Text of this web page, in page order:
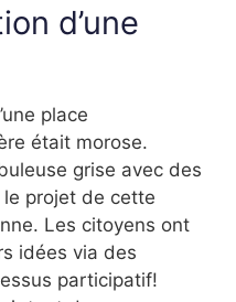
d’une
place
était morose.
grise avec des
projet de cette
Les citoyens ont
idées via des
participatif!